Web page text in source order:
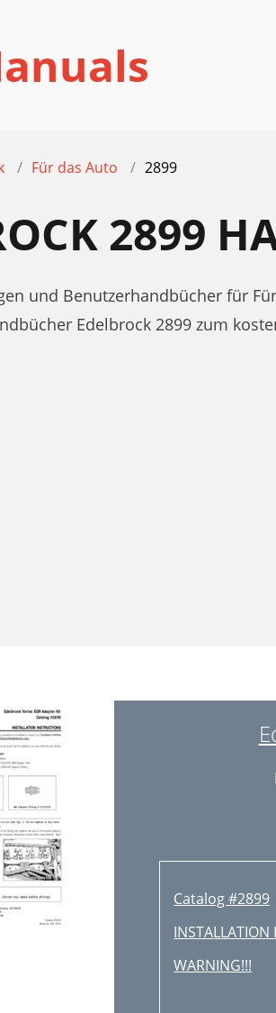
Für das Auto 2899
2899
und Benutzerhandbücher für
Edelbrock 2899 zum
Catalog #2899
INSTALLATION
WARNING!!!